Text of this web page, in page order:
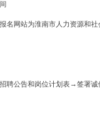
网站为淮南市人力资源和社
聘公告和岗位计划表→签署